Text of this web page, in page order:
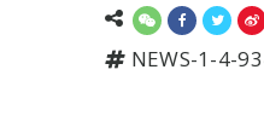
NEWS-1-4-